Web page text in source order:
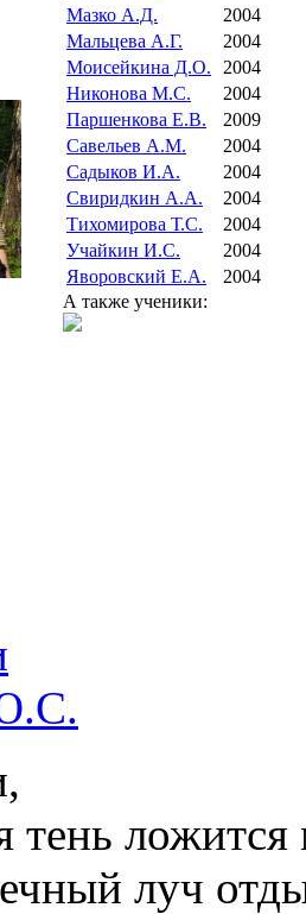
Мазко А.Д.
2004
Мальцева А.Г.
2004
Моисейкина Д.О.
2004
Никонова М.С.
2004
Паршенкова Е.В.
2009
Савельев А.М.
2004
Садыков И.А.
2004
Свиридкин А.А.
2004
Тихомирова Т.С.
2004
Учайкин И.С.
2004
Яворовский Е.А.
2004
А также ученики:
тень
луч